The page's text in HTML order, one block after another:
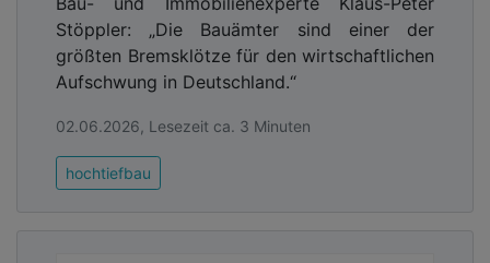
Stöppler: „Die Bauämter sind einer der
größten Bremsklötze für den wirtschaftlichen
Aufschwung in Deutschland.“
02.06.2026, Lesezeit ca. 3 Minuten
hochtiefbau